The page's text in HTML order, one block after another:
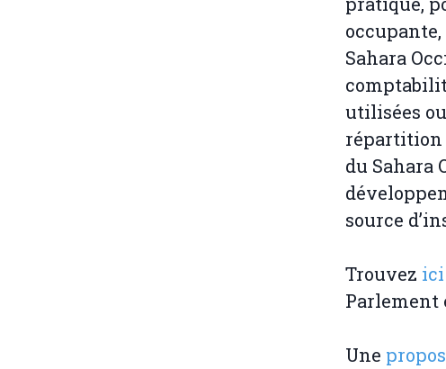
Sahara
utilisées
répartition
du Sahara
source
Trouvez
Parlement
Une